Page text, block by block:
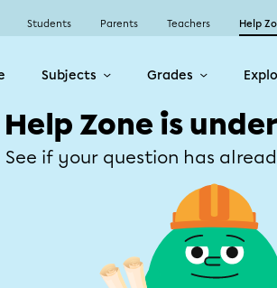
Students Parents Teachers Help
Subjects Grades
Help Zone is
See if your question has